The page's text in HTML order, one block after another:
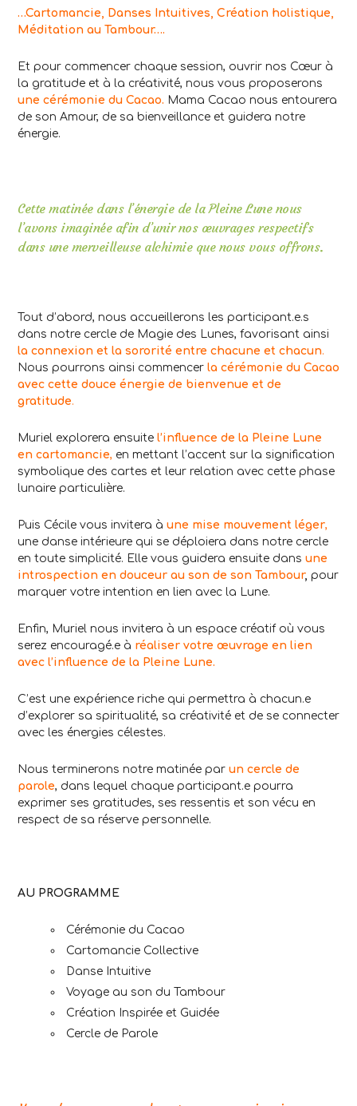
…Cartomancie, Danses Intuitives, Création holistique,
Méditation au Tambour….
Et pour commencer chaque session, ouvrir nos Cœur à
la gratitude et à la créativité, nous vous proposerons
une cérémonie du Cacao. Mama Cacao nous entourera
de son Amour, de sa bienveillance et guidera notre
énergie.
Cette matinée dans l’énergie de la Pleine Lune nous
l’avons imaginée afin d’unir nos œuvrages respectifs
dans une merveilleuse alchimie que nous vous offrons.
Tout d’abord, nous accueillerons les participant.e.s
dans notre cercle de Magie des Lunes, favorisant ainsi
la connexion et la sororité entre chacune et chacun.
Nous pourrons ainsi commencer la cérémonie du Cacao
avec cette douce énergie de bienvenue et de
gratitude.
Muriel explorera ensuite l’influence de la Pleine Lune
en cartomancie, en mettant l’accent sur la signification
symbolique des cartes et leur relation avec cette phase
lunaire particulière.
Puis Cécile vous invitera à une mise mouvement léger,
une danse intérieure qui se déploiera dans notre cercle
en toute simplicité. Elle vous guidera ensuite dans une
introspection en douceur au son de son Tambour, pour
marquer votre intention en lien avec la Lune.
Enfin, Muriel nous invitera à un espace créatif où vous
serez encouragé.e à réaliser votre œuvrage en lien
avec l’influence de la Pleine Lune.
C’est une expérience riche qui permettra à chacun.e
d’explorer sa spiritualité, sa créativité et de se connecter
avec les énergies célestes.
Nous terminerons notre matinée par un cercle de
parole, dans lequel chaque participant.e pourra
exprimer ses gratitudes, ses ressentis et son vécu en
respect de sa réserve personnelle.
AU PROGRAMME
Cérémonie du Cacao
Cartomancie Collective
Danse Intuitive
Voyage au son du Tambour
Création Inspirée et Guidée
Cercle de Parole